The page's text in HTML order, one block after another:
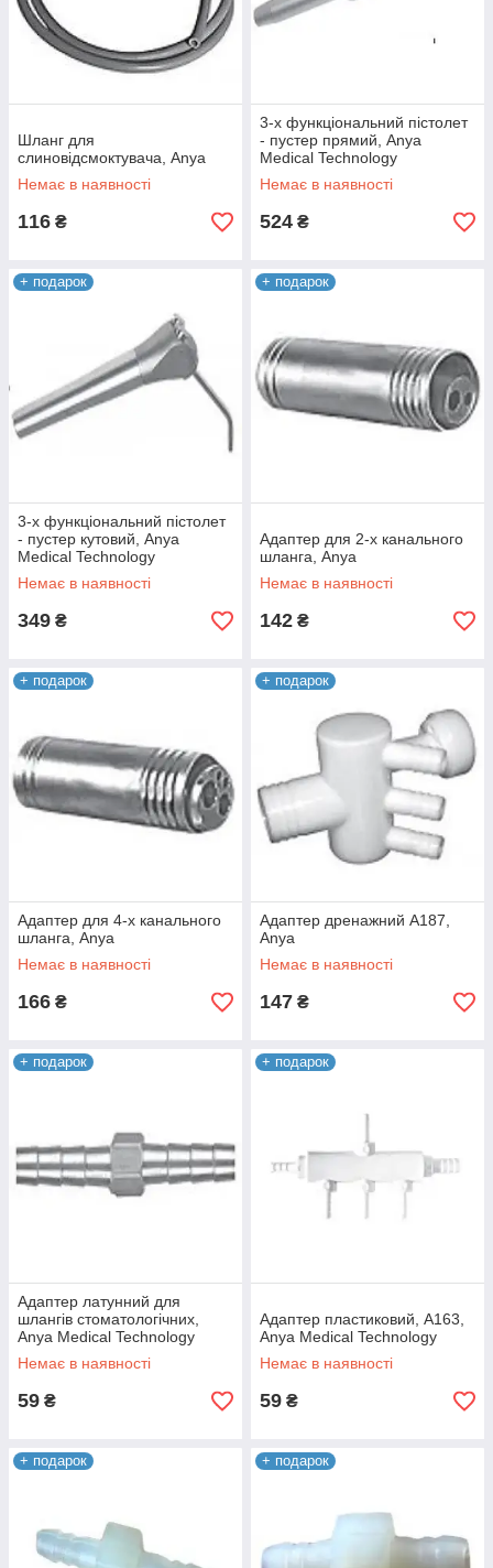
Шланг для
слиновідсмоктувача, Anya
Немає в наявності
116 ₴
3-х функціональний пістолет
- пустер прямий, Anya
Medical Technology
Немає в наявності
524 ₴
+ подарок
3-х функціональний пістолет
- пустер кутовий, Anya
Medical Technology
Немає в наявності
349 ₴
+ подарок
Адаптер для 2-х канального
шланга, Anya
Немає в наявності
142 ₴
+ подарок
Адаптер для 4-х канального
шланга, Anya
Немає в наявності
166 ₴
+ подарок
Адаптер дренажний А187,
Anya
Немає в наявності
147 ₴
+ подарок
Адаптер латунний для
шлангів стоматологічних,
Anya Medical Technology
Немає в наявності
59 ₴
+ подарок
Адаптер пластиковий, А163,
Anya Medical Technology
Немає в наявності
59 ₴
+ подарок + подарок